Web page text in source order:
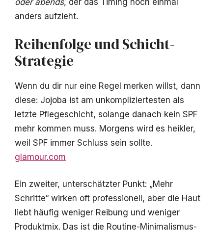
anders aufzieht.
Reihenfolge und Schicht-
Strategie
Wenn du dir nur eine Regel merken willst, dann
diese: Jojoba ist am unkompliziertesten als
letzte Pflegeschicht, solange danach kein SPF
mehr kommen muss. Morgens wird es heikler,
weil SPF immer Schluss sein sollte.
glamour.com
Ein zweiter, unterschätzter Punkt: „Mehr
Schritte“ wirken oft professionell, aber die Haut
liebt häufig weniger Reibung und weniger
Produktmix. Das ist die Routine-Minimalismus-